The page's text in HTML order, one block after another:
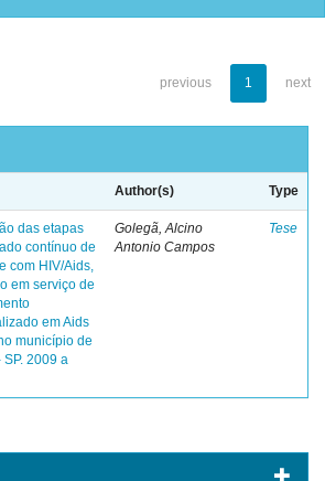
previous 1 next
Author(s) Type
das etapas
contínuo de
com HIV/Aids,
em serviço de
em Aids
município de
SP. 2009 a
Golegã, Alcino
Antonio Campos
Tese